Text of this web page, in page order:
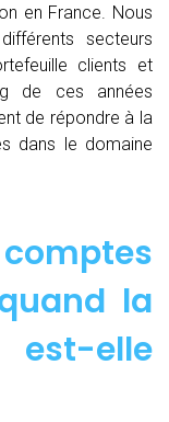
en France. Nous
secteurs
clients et
de ces années
de répondre à la
dans le domaine
la
elle